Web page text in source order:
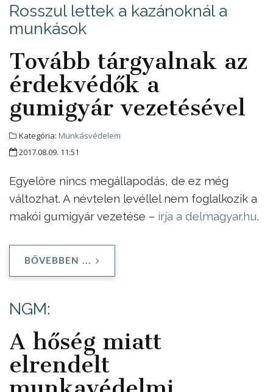
Rosszul lettek a kazánoknál a
munkások
Tovább tárgyalnak az
érdekvédők a
gumigyár vezetésével
Kategória: Munkásvédelem
2017.08.09. 11:51
Egyelőre nincs megállapodás, de ez még
változhat. A névtelen levéllel nem foglalkozik a
makói gumigyár vezetése – írja a delmagyar.hu.
BŐVEBBEN ...
NGM:
A hőség miatt
elrendelt